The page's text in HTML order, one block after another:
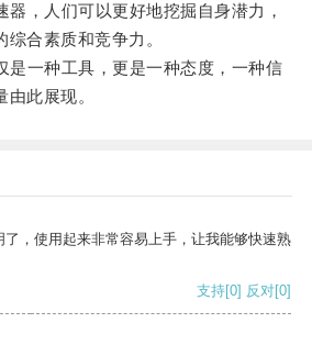
，人们可以更好地挖掘自身潜力，
合素质和竞争力。
一种工具，更是一种态度，一种信
此展现。
，使用起来非常容易上手，让我能够快速熟
支持[0] 反对[0]